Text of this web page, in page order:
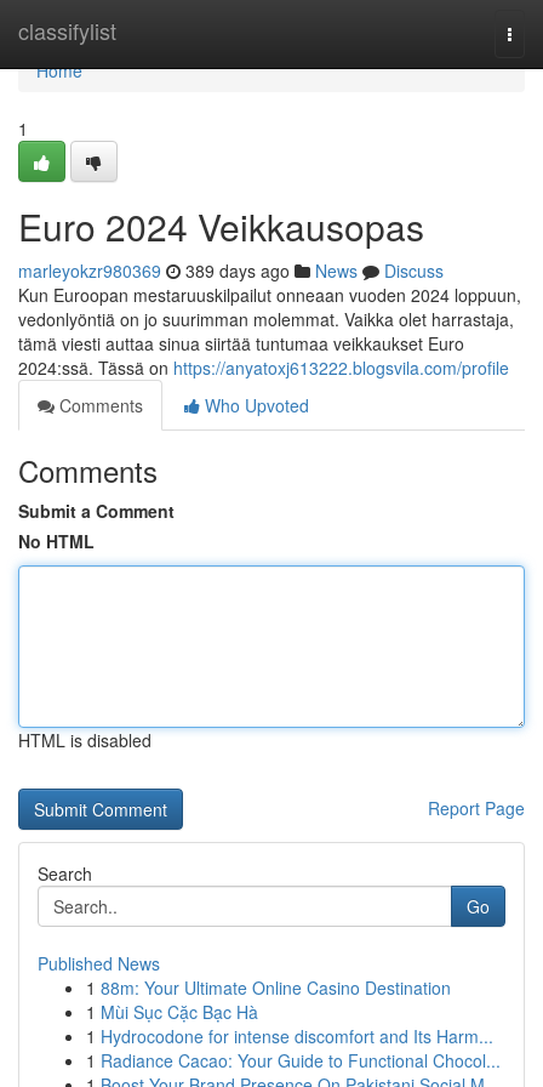
classifylist
Home
Home
1
Euro 2024 Veikkausopas
marleyokzr980369 389 days ago News
Discuss
Kun Euroopan mestaruuskilpailut onneaan vuoden 2024 loppuun,
vedonlyöntiä on jo suurimman molemmat. Vaikka olet harrastaja,
tämä viesti auttaa sinua siirtää tuntumaa veikkaukset Euro
2024:ssä. Tässä on https://anyatoxj613222.blogsvila.com/profile
Comments
Who Upvoted
Comments
Submit a Comment
No HTML
HTML is disabled
Report Page
Search
Go
Published News
1 88m: Your Ultimate Online Casino Destination
1 Mùi Sục Cặc Bạc Hà
1 Hydrocodone for intense discomfort and Its Harm...
1 Radiance Cacao: Your Guide to Functional Chocol...